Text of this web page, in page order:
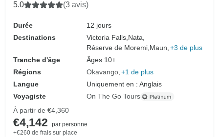
5.0 (3 avis)
Durée
12 jours
Destinations
Victoria Falls,Nata,
Réserve de Moremi,Maun, +3 de plus
Tranche d'âge
Âges 10+
Régions
Okavango +1 de plus
Langue
Uniquement en : Anglais
Voyagiste
On The Go Tours
À partir de €4,360
€4,142
par personne
+€260 de frais sur place